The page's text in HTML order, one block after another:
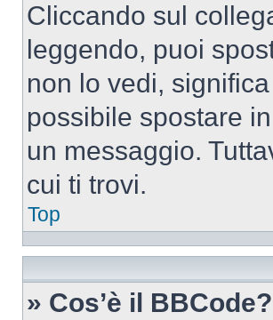
Cliccando sul
leggendo, puoi
non lo vedi,
possibile spostare
un messaggio.
cui ti trovi.
Top
» Cos’è il BBCode?